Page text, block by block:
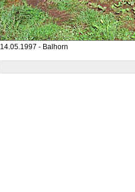
14.05.1997 - Balhorn